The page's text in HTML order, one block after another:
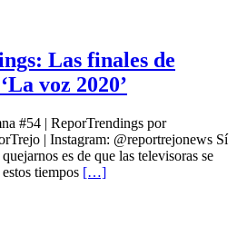
Las finales de
voz 2020’
#54 | ReporTrendings por
| Instagram: @reportrejonews Sí
es de que las televisoras se
tiempos […]